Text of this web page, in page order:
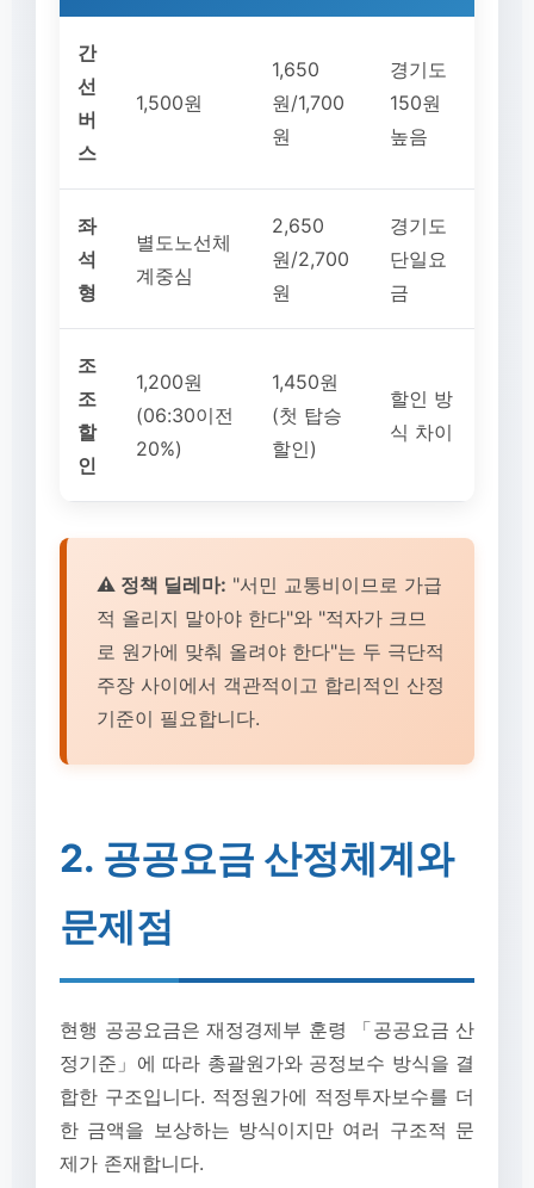
간
선
버
스
1,500원
1,650
원/1,700
원
경기도
150원
높음
좌
석
형
별도노선체
계중심
2,650
원/2,700
원
경기도
단일요
금
조
조
할
인
1,200원
(06:30이전
20%)
1,450원
(첫 탑승
할인)
할인 방
식 차이
⚠️ 정책 딜레마: "서민 교통비이므로 가급
적 올리지 말아야 한다"와 "적자가 크므
로 원가에 맞춰 올려야 한다"는 두 극단적
주장 사이에서 객관적이고 합리적인 산정
기준이 필요합니다.
2. 공공요금 산정체계와
문제점
현행 공공요금은 재정경제부 훈령 「공공요금 산
정기준」에 따라 총괄원가와 공정보수 방식을 결
합한 구조입니다. 적정원가에 적정투자보수를 더
한 금액을 보상하는 방식이지만 여러 구조적 문
제가 존재합니다.